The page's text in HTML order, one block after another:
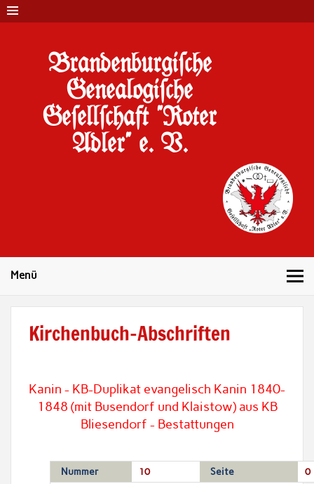
Brandenburgi#che
Genealogi#che
Ge#ell#chaft "Roter
Adler" e. V.
Menü
Kirchenbuch-Abschriften
Kanin - KB-Duplikat evangelisch Kanin 1840-
1848 (mit Busendorf und Klaistow) aus KB
Bliesendorf - Bestattungen
Nummer 10 Seite 0